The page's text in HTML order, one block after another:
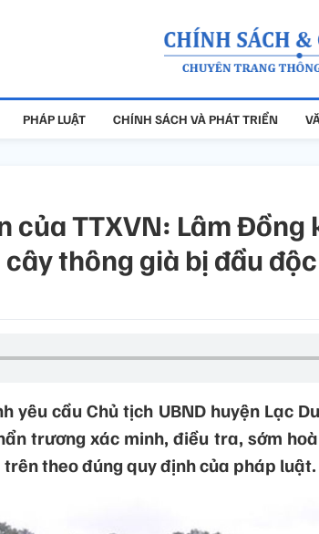
PHÁP LUẬT CHÍNH SÁCH VÀ PHÁT TRIỂN
của TTXVN: Lâm
thông già bị đầu độc
yêu cầu Chủ tịch UBND huyện Lạc
trương xác minh, điều tra, sớm
theo đúng quy định của pháp luật.